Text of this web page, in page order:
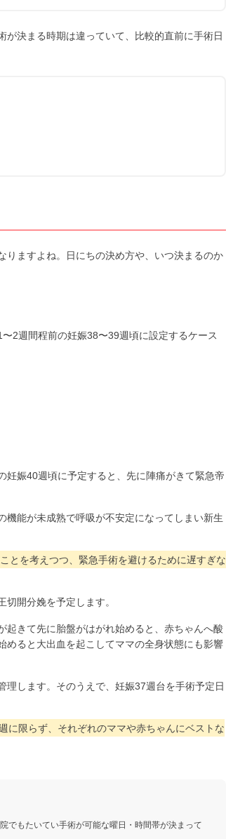
決まる時期は違っていて、比較的直前に手術日
りますよね。日にちの決め方や、いつ決まるのか
2週間程前の妊娠38〜39週頃に設定するケース
妊娠40週頃に予定すると、先に陣痛がきて緊急帝
能が未成熟で呼吸が不安定になってしまい新生
とを考えつつ、緊急手術を避けるために遅すぎな
開分娩を予定します。
きて先に胎盤がはがれ始めると、赤ちゃんへ酸
めると大出血を起こしてママの全身状態にも影響
します。そのうえで、妊娠37週台を手術予定日
に限らず、それぞれのママや赤ちゃんにベストな
でもたいてい手術が可能な曜日・時間帯が決まって